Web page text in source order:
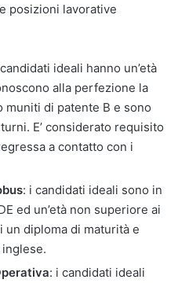
posizioni lavorative
ideali hanno un’età
alla perfezione la
muniti di patente B e sono
E’ considerato requisito
a contatto con i
: i candidati ideali sono in
ed un’età non superiore ai
un diploma di maturità e
: i candidati ideali